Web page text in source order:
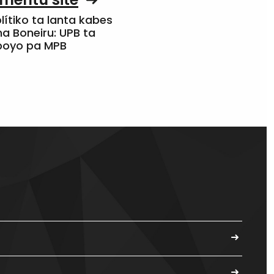
ta lanta kabes
Boneiru: UPB ta
pa MPB